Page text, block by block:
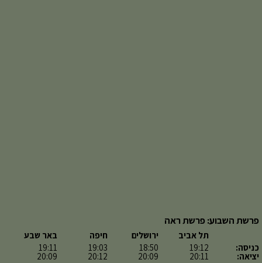
פרשת השבוע: פרשת ראה
כניסה:
יציאה:
תל אביב
19:12
20:11
ירושלים
18:50
20:09
חיפה
19:03
20:12
באר שבע
19:11
20:09